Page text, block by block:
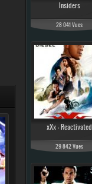
Insiders
28 041 Vues
xXx : Reactivated
29 842 Vues